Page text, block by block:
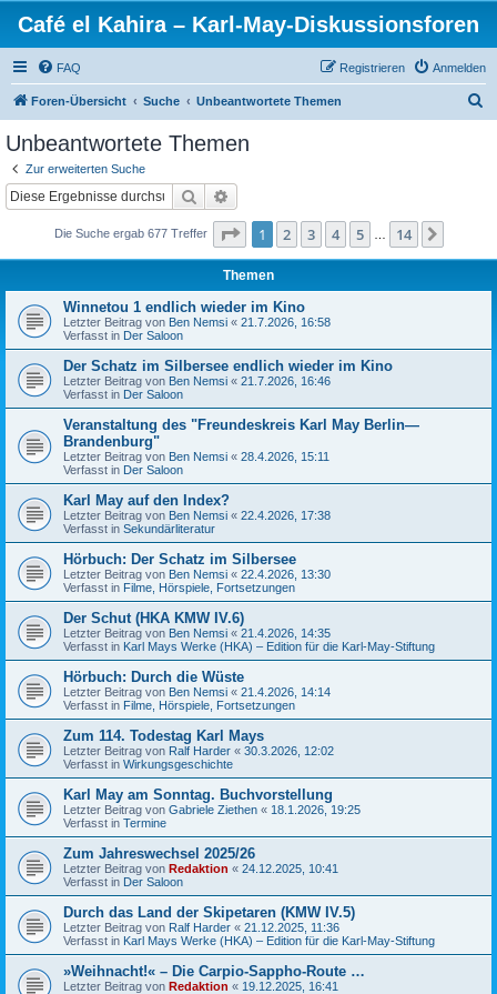
Café el Kahira – Karl-May-Diskussionsforen
FAQ Anmelden
Registrieren
Foren-Übersicht Suche Unbeantwortete Themen
Unbeantwortete Themen
Zur erweiterten Suche
Suche
Die Suche ergab 677 Treffer Seite 1von 14
1 2 3 4 5 14
Themen
Winnetou 1 endlich wieder im Kino
Letzter Beitrag von Ben Nemsi « 21.7.2026, 16:58
Verfasst in Der Saloon
Der Schatz im Silbersee endlich wieder im Kino
Letzter Beitrag von Ben Nemsi « 21.7.2026, 16:46
Verfasst in Der Saloon
Veranstaltung des "Freundeskreis Karl May Berlin—
Brandenburg"
Letzter Beitrag von Ben Nemsi « 28.4.2026, 15:11
Verfasst in Der Saloon
Karl May auf den Index?
Letzter Beitrag von Ben Nemsi « 22.4.2026, 17:38
Verfasst in Sekundärliteratur
Hörbuch: Der Schatz im Silbersee
Letzter Beitrag von Ben Nemsi « 22.4.2026, 13:30
Verfasst in Filme, Hörspiele, Fortsetzungen
Der Schut (HKA KMW IV.6)
Letzter Beitrag von Ben Nemsi « 21.4.2026, 14:35
Verfasst in Karl Mays Werke (HKA) – Edition für die Karl-May-Stiftung
Hörbuch: Durch die Wüste
Letzter Beitrag von Ben Nemsi « 21.4.2026, 14:14
Verfasst in Filme, Hörspiele, Fortsetzungen
Zum 114. Todestag Karl Mays
Letzter Beitrag von Ralf Harder « 30.3.2026, 12:02
Verfasst in Wirkungsgeschichte
Karl May am Sonntag. Buchvorstellung
Letzter Beitrag von Gabriele Ziethen « 18.1.2026, 19:25
Verfasst in Termine
Zum Jahreswechsel 2025/26
Letzter Beitrag von Redaktion « 24.12.2025, 10:41
Verfasst in Der Saloon
Durch das Land der Skipetaren (KMW IV.5)
Letzter Beitrag von Ralf Harder « 21.12.2025, 11:36
Verfasst in Karl Mays Werke (HKA) – Edition für die Karl-May-Stiftung
»Weihnacht!« – Die Carpio-Sappho-Route …
Letzter Beitrag von Redaktion « 19.12.2025, 16:41